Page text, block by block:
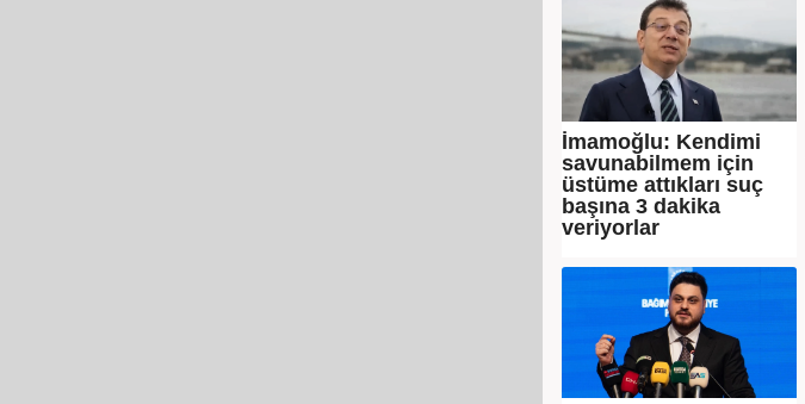
İmamoğlu: Kendimi
savunabilmem için
üstüme attıkları suç
başına 3 dakika
veriyorlar